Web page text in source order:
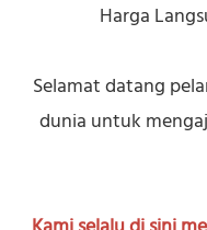
Harga
Selamat datang
dunia untuk